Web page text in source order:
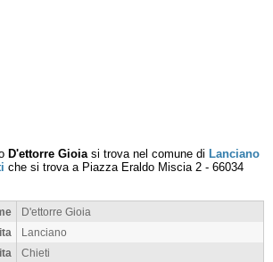
D'ettorre Gioiasi trova nel comune di Lanciano
che si trova a Piazza Eraldo Miscia 2 - 66034
D'ettorre Gioia
Lanciano
Chieti